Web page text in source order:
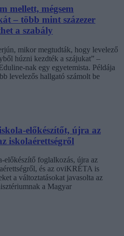
mellett, mégsem
– több mint százezer
a szabály
mikor megtudták, hogy levelező
húzni kezdték a szájukat” –
nak egy egyetemista. Példája
levelezős hallgató számolt be
előkészítőt, újra az
iskolaérettségről
előkészítő foglalkozás, újra az
és az oviKRÉTA is
a változtatásokat javasolta az
a Magyar